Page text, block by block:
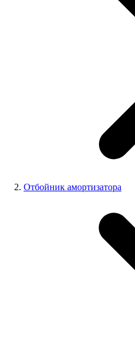
Отбойник амортизатора